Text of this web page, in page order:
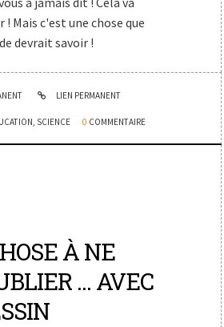
! Mais c'est une chose que
devrait savoir !
LIEN PERMANENT
, SCIENCE 0 COMMENTAIRE
À NE
... AVEC